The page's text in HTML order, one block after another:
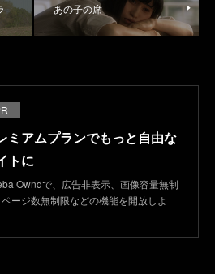
あの子の席
ミアムプランでもっと自由な
トに
Owndで、広告非表示、画像容量無制
ージ数無制限などの機能を開放しよ